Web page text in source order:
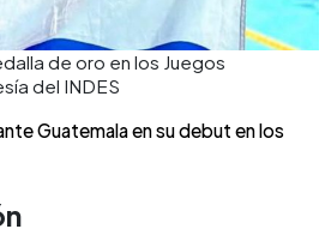
de oro en los Juegos
del INDES
Guatemala en su debut en los